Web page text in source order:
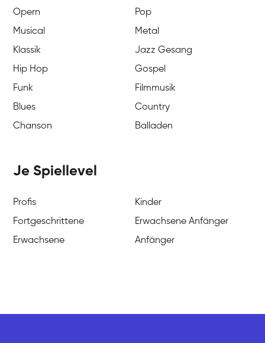
Opern
Pop
Musical
Metal
Klassik
Jazz Gesang
Hip Hop
Gospel
Funk
Filmmusik
Blues
Country
Chanson
Balladen
Je Spiellevel
Profis
Kinder
Fortgeschrittene
Erwachsene Anfänger
Erwachsene
Anfänger